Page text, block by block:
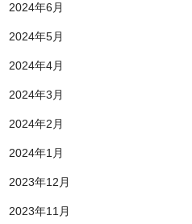
2024年6月
2024年5月
2024年4月
2024年3月
2024年2月
2024年1月
2023年12月
2023年11月